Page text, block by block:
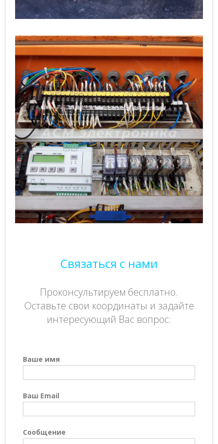
Связаться с нами
Проконсультируем бесплатно.
Оставьте свои координаты и задайте
интересующий Вас вопрос:
Ваше имя
Ваш Email
Сообщение